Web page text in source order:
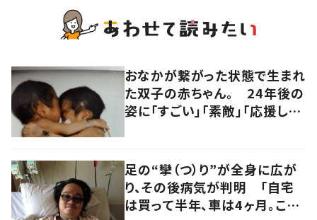
おなかが繋がった状態で生まれ
た双子の赤ちゃん。 24年後の
姿に「すごい」「素敵」「応援して
足の“攣（つ）り”が全身に広が
り、その後病気が判明 「自宅
は買って半年、車は4ヶ月。この